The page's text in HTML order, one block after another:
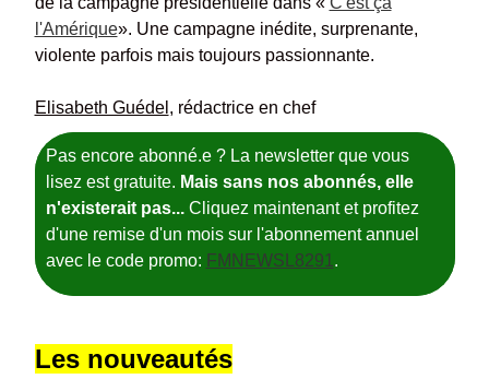
l'Amérique». Une campagne inédite, surprenante,
violente parfois mais toujours passionnante.
Elisabeth Guédel , rédactrice en chef
Pas encore abonné.e ? La newsletter que vous
lisez est gratuite. Mais sans nos abonnés, elle
n'existerait pas...Cliquez maintenant et profitez
d'une remise d'un mois sur l'abonnement annuel
avec le code promo: FMNEWSL8291 .
Les nouveautés